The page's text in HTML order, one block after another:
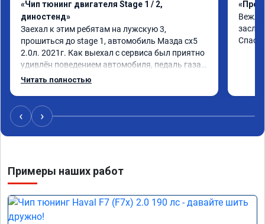
«Чип тюнинг двигателя Stage 1 / 2,
диностенд»
Заехал к этим ребятам на лужскую 3,
прошиться до stage 1, автомобиль Мазда сх5
2.0л. 2021г. Как выехал с сервиса был приятно
удивлён поведением автомобиля, педаль газа
стала отзывчивее, и резче что ли, разгон тоже
Если ваш автомобиль исправен и
своевременно обслуживается, то вреда это не
нанесёт
Читать полностью
‹ ›
Примеры наших работ